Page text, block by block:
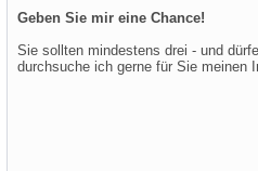
Geben Sie mir eine Chance!
Sie sollten mindestens drei - und
durchsuche ich gerne für Sie meinen